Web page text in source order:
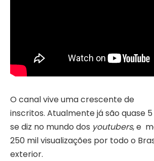
O canal vive uma crescente de
inscritos. Atualmente já são quase 5
se diz no mundo dos youtubers, e
250 mil visualizações por todo o
exterior.